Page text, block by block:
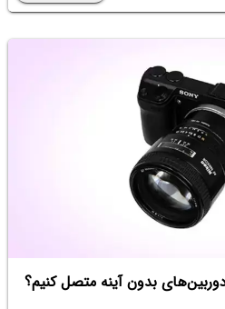
بدون آینه متصل کنیم؟